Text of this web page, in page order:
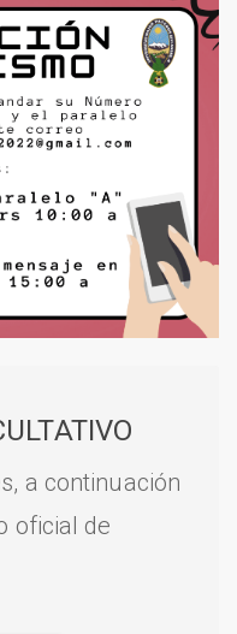
a continuación
oficial de